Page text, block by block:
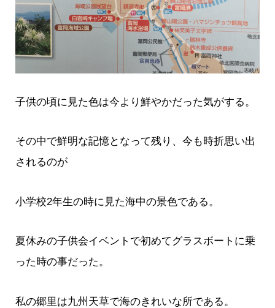
子供の頃に見た色は今より鮮やかだった気がする。
その中で鮮明な記憶となって残り、今も時折思い出
されるのが
小学校2年生の時に見た海中の景色である。
夏休みの子供会イベントで初めてグラスボートに乗
った時の事だった。
私の郷里は九州天草で海のきれいな所である。